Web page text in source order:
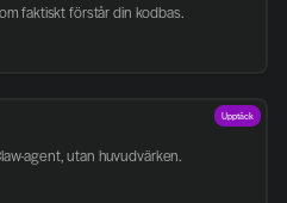
faktiskt förstår din kodbas.
agent, utan huvudvärken.
Upptäck